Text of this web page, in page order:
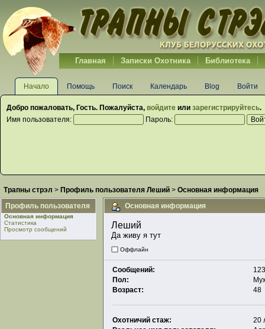
Главная Записки Охотника Библиотека
Начало Помощь Поиск Календарь Blog Войти
Добро пожаловать, Гость. Пожалуйста, войдите или зарегистрируйтесь.
Имя пользователя:
Пароль:
Трапны стрэл > Профиль пользователя Леший > Основная информация
Профиль пользователя
Основная информация
Статистика
Просмотр сообщений
Основная информация
Леший
Да живу я тут
Оффлайн
Сообщений:
Пол:
Возраст:
48
Охотничий стаж:
20